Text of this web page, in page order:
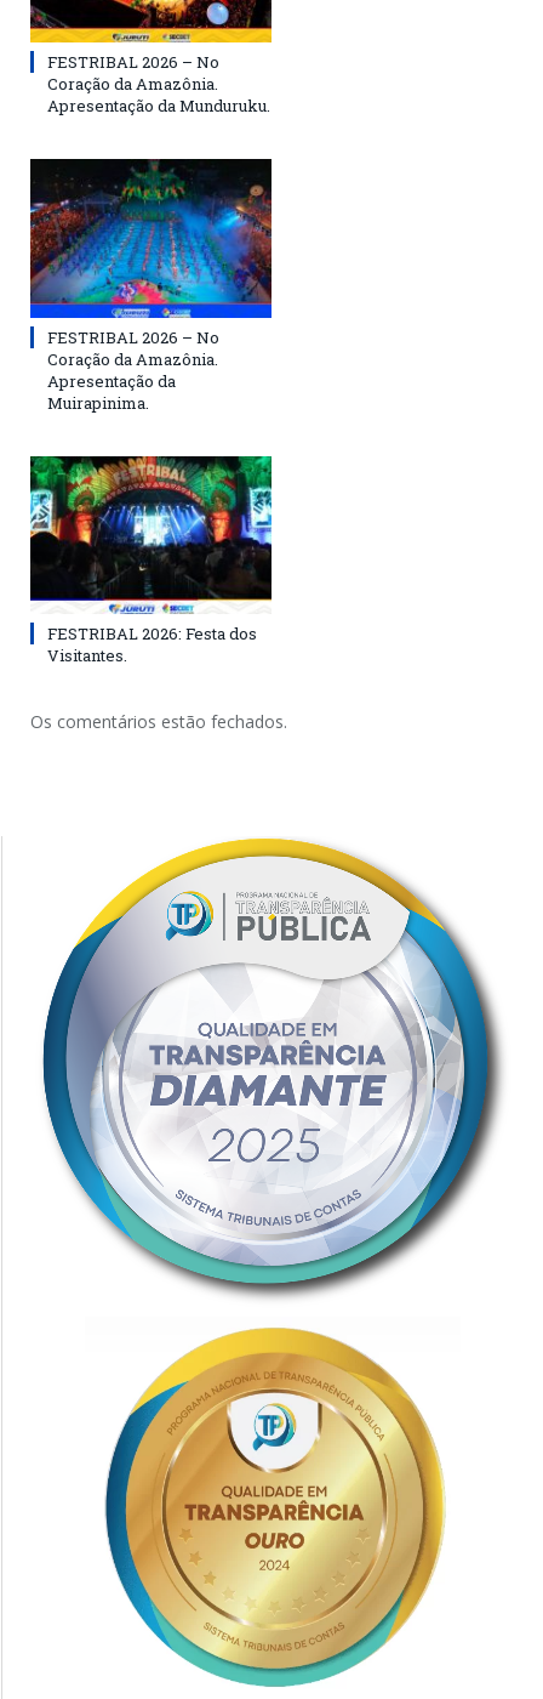
FESTRIBAL 2026 – No
Coração da Amazônia.
Apresentação da Munduruku.
FESTRIBAL 2026 – No
Coração da Amazônia.
Apresentação da
Muirapinima.
FESTRIBAL 2026: Festa dos
Visitantes.
Os comentários estão fechados.